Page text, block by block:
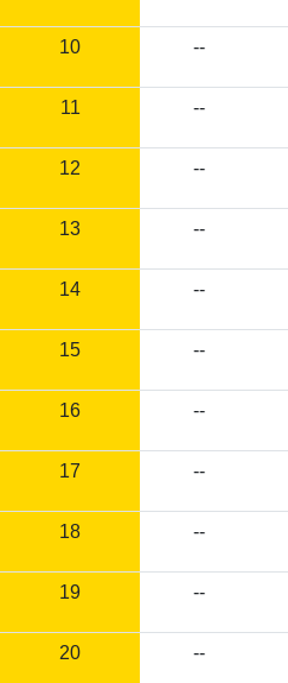
10 --
11 --
12 --
13 --
14 --
15 --
16 --
17 --
18 --
19 --
20 --